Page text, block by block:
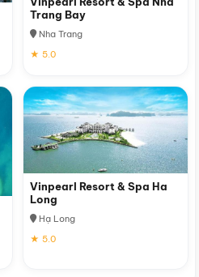
Trang Bay
Nha Trang
★ 5.0
Vinpearl Resort & Spa Ha
Long
Hạ Long
★ 5.0